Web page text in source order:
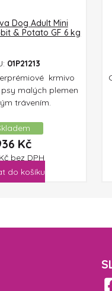
Dog Adult Mini
& Potato GF 6 kg
01P21213
krmivo
malých plemen
trávením.
Kč
Kč bez DPH
do košíku